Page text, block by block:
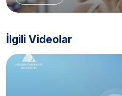
İlgili Videolar